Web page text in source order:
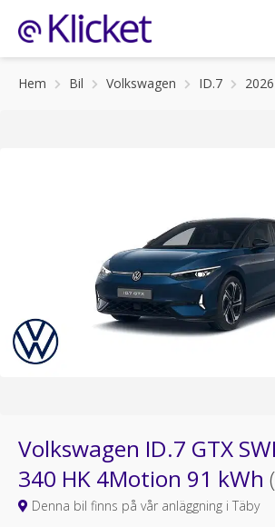
Hem Bil Volkswagen ID.7 2026
Volkswagen ID.7 GTX
340 HK 4Motion 91 kWh
Denna bil finns på vår anläggning i Täby